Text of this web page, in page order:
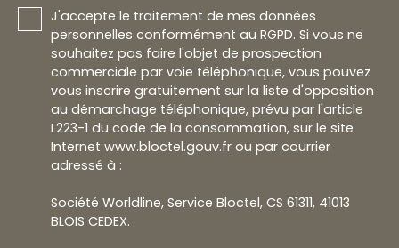
J'accepte le traitement de mes données
personnelles conformément au RGPD. Si vous ne
souhaitez pas faire l'objet de prospection
commerciale par voie téléphonique, vous pouvez
vous inscrire gratuitement sur la liste d'opposition
au démarchage téléphonique, prévu par l'article
L223-1 du code de la consommation, sur le site
Internet www.bloctel.gouv.fr ou par courrier
adressé à :
Société Worldline, Service Bloctel, CS 61311, 41013
BLOIS CEDEX.